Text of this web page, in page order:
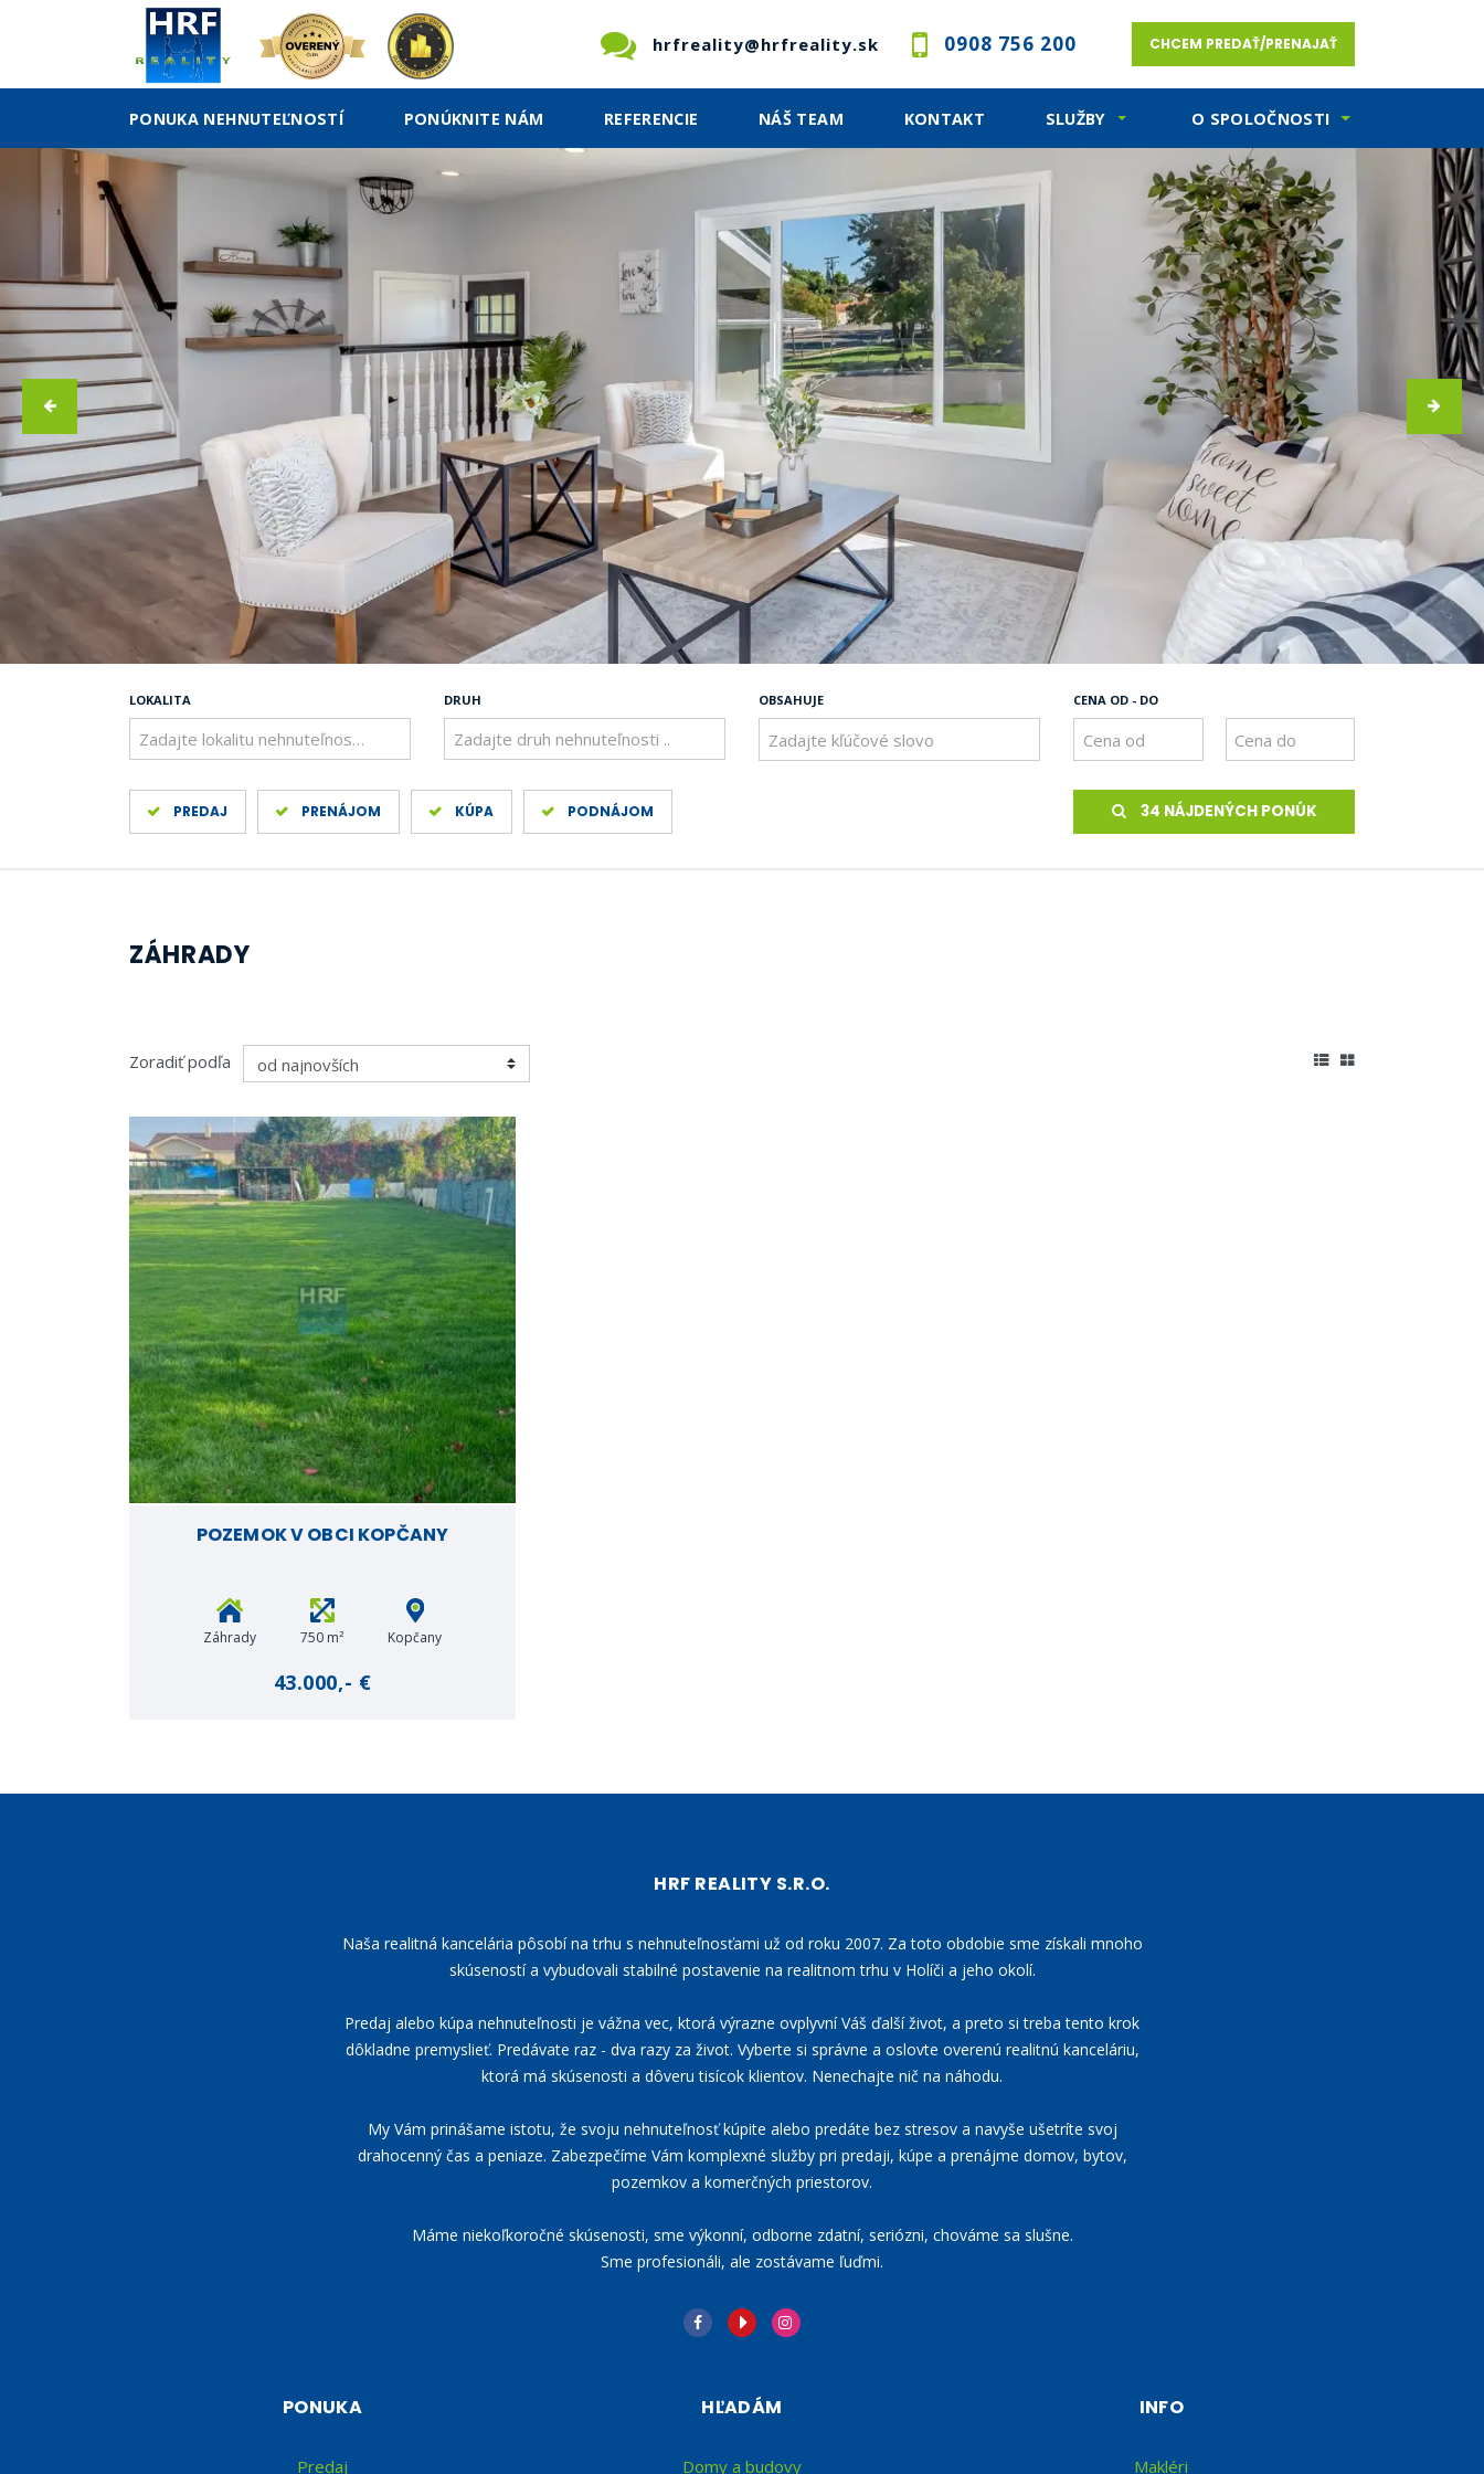
CHCEM PREDAŤ/PRENAJAŤ
0908 756 200
hrfreality@hrfreality.sk
PONUKA NEHNUTEĽNOSTÍ PONÚKNITE NÁM REFERENCIE NÁŠ TEAM KONTAKT SLUŽBY O SPOLOČNOSTI
LOKALITA
Zadajte lokalitu nehnuteľnosti ..
DRUH
Zadajte druh nehnuteľnosti ..
OBSAHUJE CENA OD - DO
PREDAJ PRENÁJOM KÚPA PODNÁJOM 34 NÁJDENÝCH PONÚK
ZÁHRADY
Zoradiť podľa
POZEMOK V OBCI KOPČANY
Záhrady 750 m² Kopčany
43.000,- €
HRF REALITY S.R.O.
Naša realitná kancelária pôsobí na trhu s nehnuteľnosťami už od roku 2007. Za toto obdobie sme získali mnoho
skúseností a vybudovali stabilné postavenie na realitnom trhu v Holíči a jeho okolí.
Predaj alebo kúpa nehnuteľnosti je vážna vec, ktorá výrazne ovplyvní Váš ďalší život, a preto si treba tento krok
dôkladne premyslieť. Predávate raz - dva razy za život. Vyberte si správne a oslovte overenú realitnú kanceláriu,
ktorá má skúsenosti a dôveru tisícok klientov. Nenechajte nič na náhodu.
My Vám prinášame istotu, že svoju nehnuteľnosť kúpite alebo predáte bez stresov a navyše ušetríte svoj
drahocenný čas a peniaze. Zabezpečíme Vám komplexné služby pri predaji, kúpe a prenájme domov, bytov,
pozemkov a komerčných priestorov.
Máme niekoľkoročné skúsenosti, sme výkonní, odborne zdatní, seriózni, chováme sa slušne.
Sme profesionáli, ale zostávame ľuďmi.
PONUKA
Predaj
HĽADÁM
Domy a budovy
INFO
Makléri